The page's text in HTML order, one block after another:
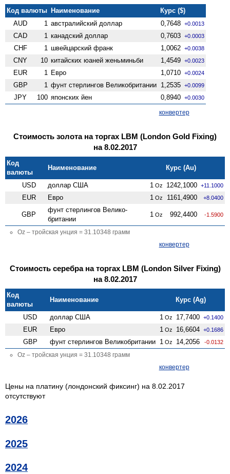
Код валюты Наименование
Курс ($)
AUD
1 австралийский доллар 0,7648 +0.0013
CAD 1 канадский доллар 0,7603 +0.0003
CHF 1 швейцарский франк 1,0062 +0.0038
CNY 10 китайских юаней женьминьби 1,4549 +0.0023
EUR 1 Евро 1,0710 +0.0024
GBP 1 фунт стерлингов Велико­британии 1,2535 +0.0099
JPY 100 японских йен 0,8940 +0.0030
конвертер
Стоимость золота на торгах LBM (London Gold Fixing)
на 8.02.2017
Код
валюты
Наименование Курс (Au)
USD доллар США 1 Oz 1242,1000 +11.1000
EUR Евро 1 Oz 1161,4900 +8.0400
GBP
фунт стерлингов Велико­
британии
1 Oz 992,4400 -1.5900
Oz – тройская унция = 31.10348 грамм
конвертер
Стоимость серебра на торгах LBM (London Silver Fixing)
на 8.02.2017
Код
валюты
Наименование Курс (Ag)
USD доллар США 1 Oz 17,7400 +0.1400
EUR Евро 1 Oz 16,6604 +0.1686
GBP фунт стерлингов Велико­британии 1 Oz 14,2056 -0.0132
Oz – тройская унция = 31.10348 грамм
конвертер
Цены на платину (лондонский фиксинг) на 8.02.2017
отсутствуют
2026
2025
2024